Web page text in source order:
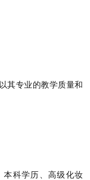
其专业的教学质量和
本科学历、高级化妆